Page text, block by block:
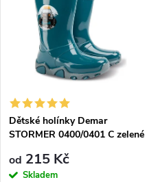
ů
ů
Dětské holínky Demar
STORMER 0400/0401 C zelené
od 215 Kč
Skladem